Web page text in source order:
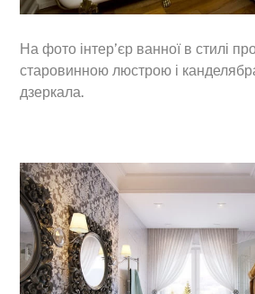
На фото інтер’єр ванної в стилі
старовинною люстрою і
дзеркала.